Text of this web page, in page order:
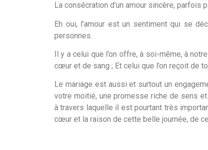
La consécration d’un amour sincère, parfois
Eh oui, l’amour est un sentiment qui se
personnes.
Il y a celui que l’on offre, à soi-même, à
cœur et de sang ; Et celui que l’on reçoit de
Le mariage est aussi et surtout un
votre moitié, une promesse riche de sens et
à travers laquelle il est pourtant très
cœur et la raison de cette belle journée, de